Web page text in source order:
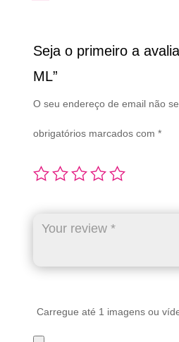
Seja o primeiro a
ML”
O seu endereço de email não
obrigatórios marcados com *
Carregue até 1 imagens ou